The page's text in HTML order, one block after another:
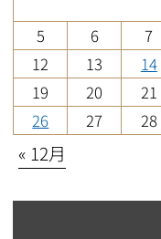
5
6 7
12
13 14
19
20 21
26
27 28
« 12月